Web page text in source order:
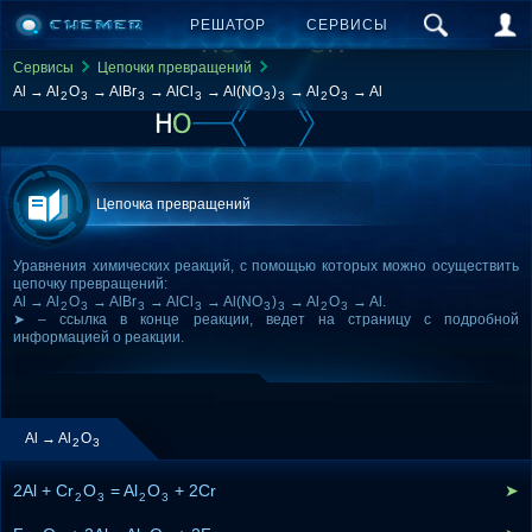
РЕШАТОР СЕРВИСЫ
Сервисы
Цепочки превращений
Al → Al 2O3 → AlBr3 → AlCl 3 → Al(NO3)3 → Al 2O3 → Al
Цепочка превращений
Уравнения химических реакций, с помощью которых можно осуществить
цепочку превращений:
Al → Al 2O3 → AlBr3 → AlCl 3 → Al(NO3)3 → Al 2O3
→ Al.
➤ – ссылка в конце реакции, ведет на страницу с подробной
информацией о реакции.
Al → Al 2O3
2Al + Cr2O3 = Al2O3 + 2Cr ➤